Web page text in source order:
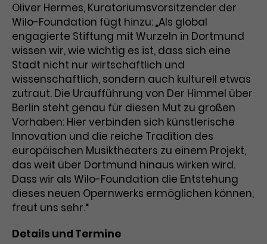
Oliver Hermes, Kuratoriumsvorsitzender der
Wilo-Foundation fügt hinzu: „Als global
engagierte Stiftung mit Wurzeln in Dortmund
wissen wir, wie wichtig es ist, dass sich eine
Stadt nicht nur wirtschaftlich und
wissenschaftlich, sondern auch kulturell etwas
zutraut. Die Uraufführung von Der Himmel über
Berlin steht genau für diesen Mut zu großen
Vorhaben: Hier verbinden sich künstlerische
Innovation und die reiche Tradition des
europäischen Musiktheaters zu einem Projekt,
das weit über Dortmund hinaus wirken wird.
Dass wir als Wilo-Foundation die Entstehung
dieses neuen Opernwerks ermöglichen können,
freut uns sehr.“
Details und Termine